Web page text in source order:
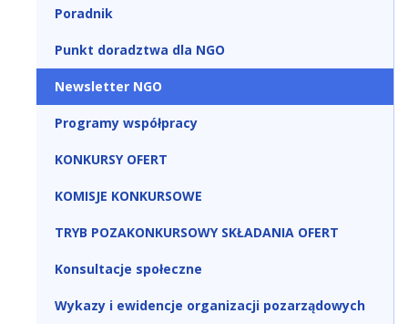
Poradnik
Punkt doradztwa dla NGO
Newsletter NGO
Programy współpracy
KONKURSY OFERT
KOMISJE KONKURSOWE
TRYB POZAKONKURSOWY SKŁADANIA OFERT
Konsultacje społeczne
Wykazy i ewidencje organizacji pozarządowych